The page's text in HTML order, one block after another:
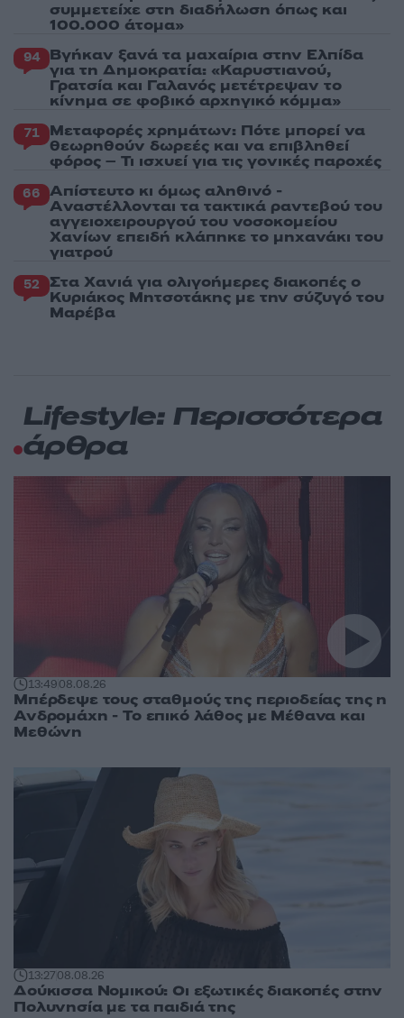
συμμετείχε στη διαδήλωση όπως και
100.000 άτομα»
94 Βγήκαν ξανά τα μαχαίρια στην Ελπίδα
για τη Δημοκρατία: «Καρυστιανού,
Γρατσία και Γαλανός μετέτρεψαν το
κίνημα σε φοβικό αρχηγικό κόμμα»
71 Μεταφορές χρημάτων: Πότε μπορεί να
θεωρηθούν δωρεές και να επιβληθεί
φόρος – Τι ισχυεί για τις γονικές παροχές
66 Απίστευτο κι όμως αληθινό -
Aναστέλλονται τα τακτικά ραντεβού του
αγγειοχειρουργού του νοσοκομείου
Χανίων επειδή κλάπηκε το μηχανάκι του
γιατρού
52 Στα Χανιά για ολιγοήμερες διακοπές ο
Κυριάκος Μητσοτάκης με την σύζυγό του
Μαρέβα
Lifestyle: Περισσότερα
άρθρα
13:4908.08.26
Μπέρδεψε τους σταθμούς της περιοδείας της η
Ανδρομάχη - Το επικό λάθος με Μέθανα και
Μεθώνη
13:2708.08.26
Δούκισσα Νομικού: Οι εξωτικές διακοπές στην
Πολυνησία με τα παιδιά της